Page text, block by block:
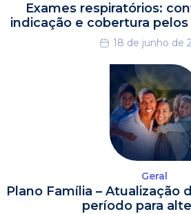
Exames respiratórios:
indicação e cobertura
18 de junho de
Geral
Plano Família – Atualização
período para